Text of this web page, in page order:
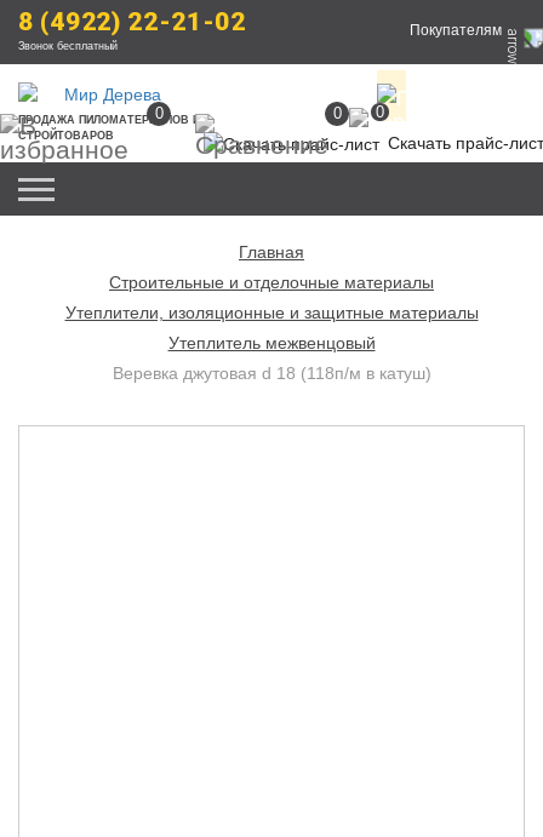
8 (4922) 22-21-02
Звонок бесплатный
Покупателям
ПРОДАЖА ПИЛОМАТЕРИАЛОВ И
СТРОЙТОВАРОВ
Скачать прайс-лист
0 0 0
Главная
Строительные и отделочные материалы
Утеплители, изоляционные и защитные материалы
Утеплитель межвенцовый
Веревка джутовая d 18 (118п/м в катуш)